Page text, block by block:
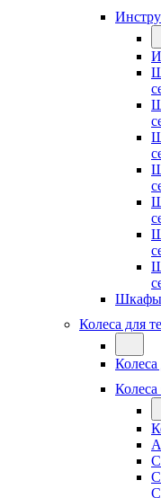
Шкафы
Колеса для
Колеса